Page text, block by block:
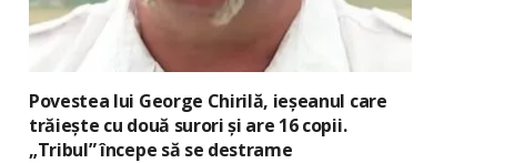
Povestea lui George Chirilă, ieșeanul care
trăiește cu două surori și are 16 copii.
„Tribul” începe să se destrame